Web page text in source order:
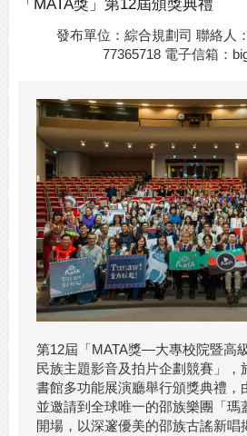
「MATA獎」第12屆頒獎典禮
發布單位：綜合規劃司 聯絡人
77365718 電子信箱：
第12屆「MATA獎—大專校院暨高
民族主題影音及拍片企劃競賽」，
書館多功能展演廳舉行頒獎典禮，
並邀請到全球唯一的邵族樂團「瑪
開場，以深邃優美的邵族古謠新唱